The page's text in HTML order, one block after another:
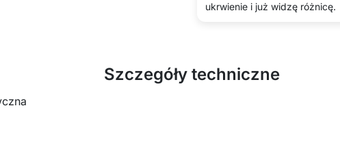
ukrwienie i już widzę różnicę.
Szczegóły techniczne